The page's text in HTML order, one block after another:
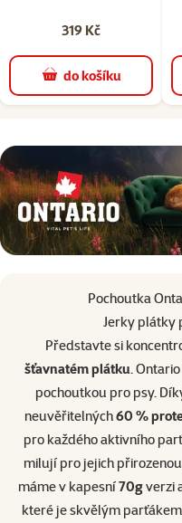
319 Kč
do košíku
superzoo.product.detail.content
Pochoutka
Jerky plátky
Představte si
šťavnatém plátku .
pochoutkou pro psy.
neuvěřitelných60 %
pro každého aktivního
milují pro jejich
máme v kapesní70gverzi
které je skvělým